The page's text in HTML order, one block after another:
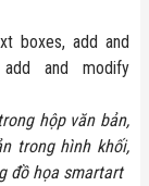
boxes, add and
and modify
hộp văn bản,
trong hình khối,
đồ họa smartart